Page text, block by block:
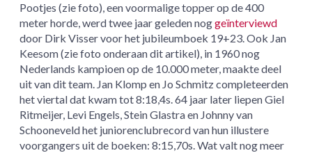
Pootjes (zie foto), een voormalige topper op de 400
meter horde, werd twee jaar geleden noggeïnterviewd
door Dirk Visser voor het jubileumboek 19+23. Ook Jan
Keesom (zie foto onderaan dit artikel), in 1960 nog
Nederlands kampioen op de 10.000 meter, maakte deel
uit van dit team. Jan Klomp en Jo Schmitz completeerden
het viertal dat kwam tot 8:18,4s. 64 jaar later liepen Giel
Ritmeijer, Levi Engels, Stein Glastra en Johnny van
Schooneveld het juniorenclubrecord van hun illustere
voorgangers uit de boeken: 8:15,70s. Wat valt nog meer